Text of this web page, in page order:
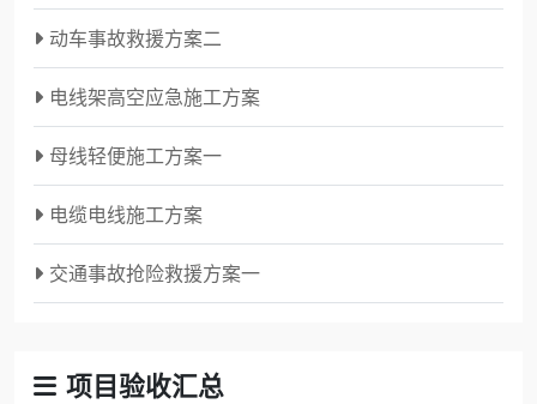
动车事故救援方案二
电线架高空应急施工方案
母线轻便施工方案一
电缆电线施工方案
交通事故抢险救援方案一
项目验收汇总